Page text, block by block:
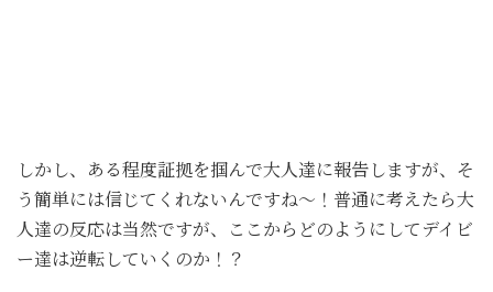
しかし、ある程度証拠を掴んで大人達に報告しますが、そ
う簡単には信じてくれないんですね〜！普通に考えたら大
人達の反応は当然ですが、ここからどのようにしてデイビ
ー達は逆転していくのか！？